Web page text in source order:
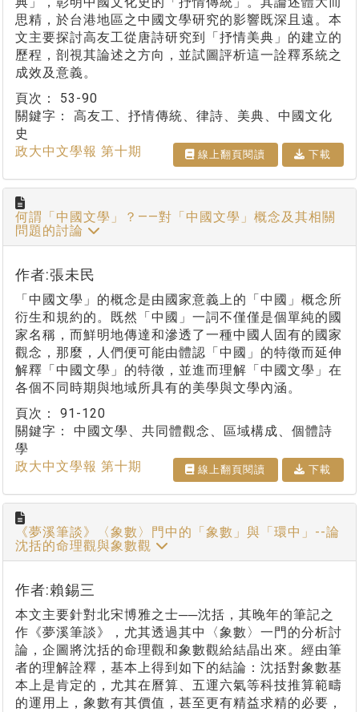
思精，於台港地區之中國文學研究的影響既深且遠。本
文主要探討高友工從唐詩研究到「抒情美典」的建立的
歷程，剖視其論述之方向，並試圖評析這一詮釋系統之
成效及意義。
頁次： 53-90
關鍵字： 高友工、抒情傳統、律詩、美典、中國文化
史
政大中文學報 第十期
線上翻⾴閱讀 下載
何謂「中國文學」？——對「中國文學」概念及其相關
問題的討論
作者:張未民
「中國文學」的概念是由國家意義上的「中國」概念所
衍生和規約的。既然「中國」一詞不僅僅是個單純的國
家名稱，而鮮明地傳達和滲透了一種中國人固有的國家
觀念，那麼，人們便可能由體認「中國」的特徵而延伸
解釋「中國文學」的特徵，並進而理解「中國文學」在
各個不同時期與地域所具有的美學與文學內涵。
頁次： 91-120
關鍵字： 中國文學、共同體觀念、區域構成、個體詩
學
政大中文學報 第十期
線上翻⾴閱讀 下載
《夢溪筆談》〈象數〉門中的「象數」與「環中」--論
沈括的命理觀與象數觀
作者:賴錫三
本文主要針對北宋博雅之士──沈括，其晚年的筆記之
作《夢溪筆談》，尤其透過其中〈象數〉一門的分析討
論，企圖將沈括的命理觀和象數觀給結晶出來。經由筆
者的理解詮釋，基本上得到如下的結論：沈括對象數基
本上是肯定的，尤其在曆算、五運六氣等科技推算範疇
的運用上，象數有其價值，甚至更有精益求精的必要，